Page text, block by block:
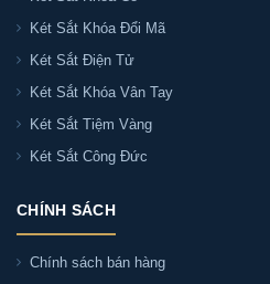
Phân phối Két sắt
chính hãng toàn quốc
Ngoài Hà Nội và Thành phố
Gòn còn cung cấp và vận
LS7-GOLD chính hãng đến
+ Miền Nam: Đồng Nai, Bình
Long An, Bến Tre, Tây Ninh...
Két Sắt Khóa Đổi Mã
Két Sắt Điện Tử
Két Sắt Khóa Vân Tay
Két Sắt Tiệm Vàng
Két Sắt Công Đức
CHÍNH SÁCH
Chính sách bán hàng